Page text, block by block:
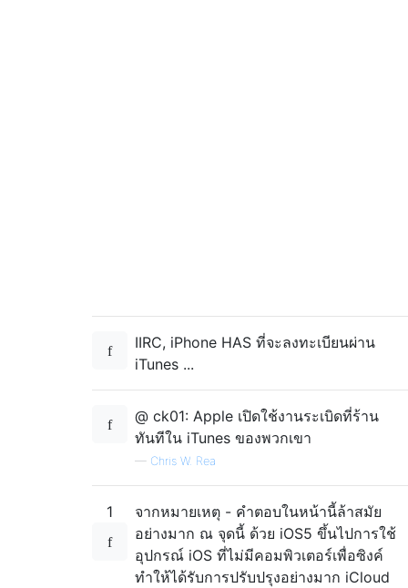
IIRC, iPhone HAS ที่จะลงทะเบียนผ่าน
iTunes ...
@ ck01: Apple เปิดใช้งานระเบิดที่ร้าน
ทันทีใน iTunes ของพวกเขา
— Chris W. Rea
1
จากหมายเหตุ - คำตอบในหน้านี้ล้าสมัย
อย่างมาก ณ จุดนี้ ด้วย iOS5 ขึ้นไปการใช้
อุปกรณ์ iOS ที่ไม่มีคอมพิวเตอร์เพื่อซิงค์
ทำให้ได้รับการปรับปรุงอย่างมาก iCloud